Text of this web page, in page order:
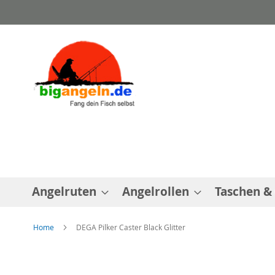
zum
Angelruten Angelrollen Taschen &
Home DEGA Pilker Caster Black Glitter